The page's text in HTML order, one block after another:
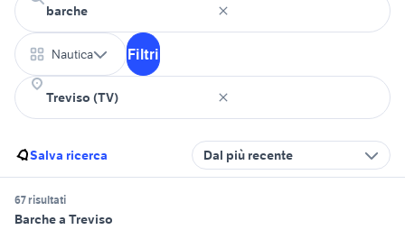
Nautica Filtri
Salva ricerca Dal più recente
67 risultati
Barche a Treviso